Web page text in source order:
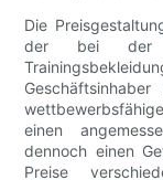
Die
der bei der
einen
dennoch einen
Preise